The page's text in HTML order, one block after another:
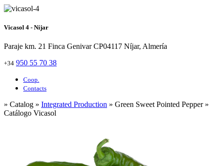
Vicasol 4 - Níjar
Paraje km. 21 Finca Genivar CP04117 Níjar, Almería
+34 950 55 70 38
Coop.
Contacts
» Catalog » Integrated Production » Green Sweet Pointed Pepper »
Catálogo Vicasol